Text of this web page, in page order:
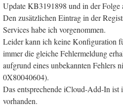
Update KB3191898 und in der
Den zusätzlichen Eintrag in der
Services habe ich vorgenommen.
Leider kann ich keine Konfiguration
immer die gleiche Fehlermeldung
aufgrund eines unbekannten Fehlers
0X80040604).
Das entsprechende iCloud-Add-In
vorhanden.